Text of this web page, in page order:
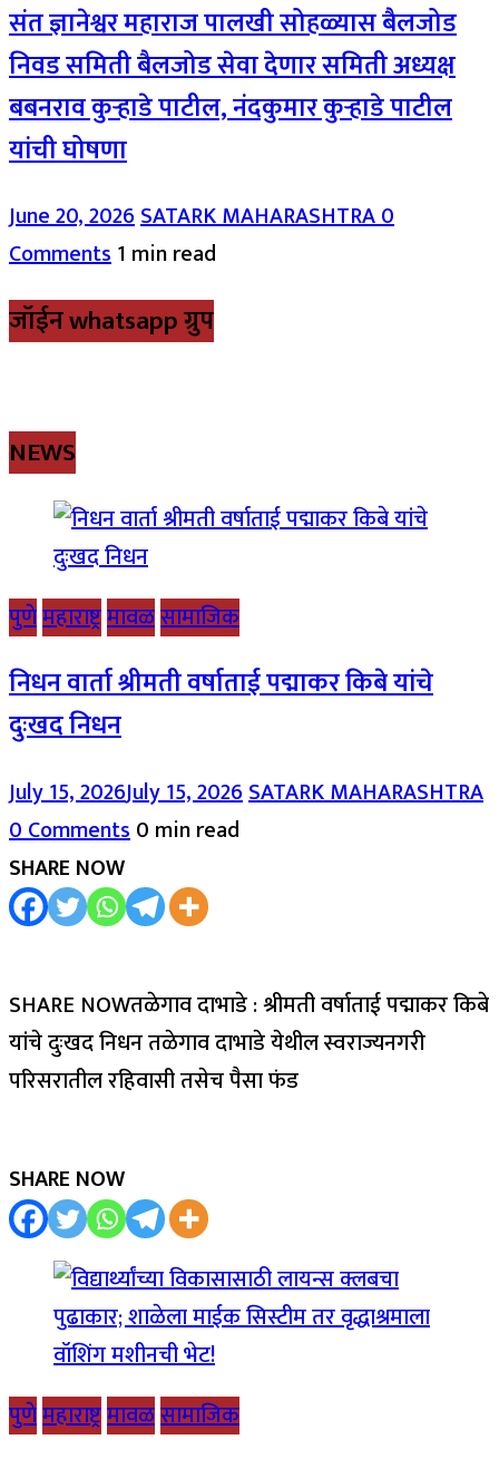
संत ज्ञानेश्वर महाराज पालखी सोहळ्यास बैलजोड
निवड समिती बैलजोड सेवा देणार समिती अध्यक्ष
बबनराव कुऱ्हाडे पाटील, नंदकुमार कुऱ्हाडे पाटील
यांची घोषणा
June 20, 2026SATARK MAHARASHTRA0
Comments1 min read
जॉईन whatsapp ग्रुप
NEWS
पुणेमहाराष्ट्रमावळसामाजिक
निधन वार्ता श्रीमती वर्षाताई पद्माकर किबे यांचे
दुःखद निधन
July 15, 2026July 15, 2026SATARK MAHARASHTRA
0 Comments0 min read
SHARE NOW
SHARE NOWतळेगाव दाभाडे : श्रीमती वर्षाताई पद्माकर किबे
यांचे दुःखद निधन तळेगाव दाभाडे येथील स्वराज्यनगरी
परिसरातील रहिवासी तसेच पैसा फंड
SHARE NOW
पुणेमहाराष्ट्रमावळसामाजिक